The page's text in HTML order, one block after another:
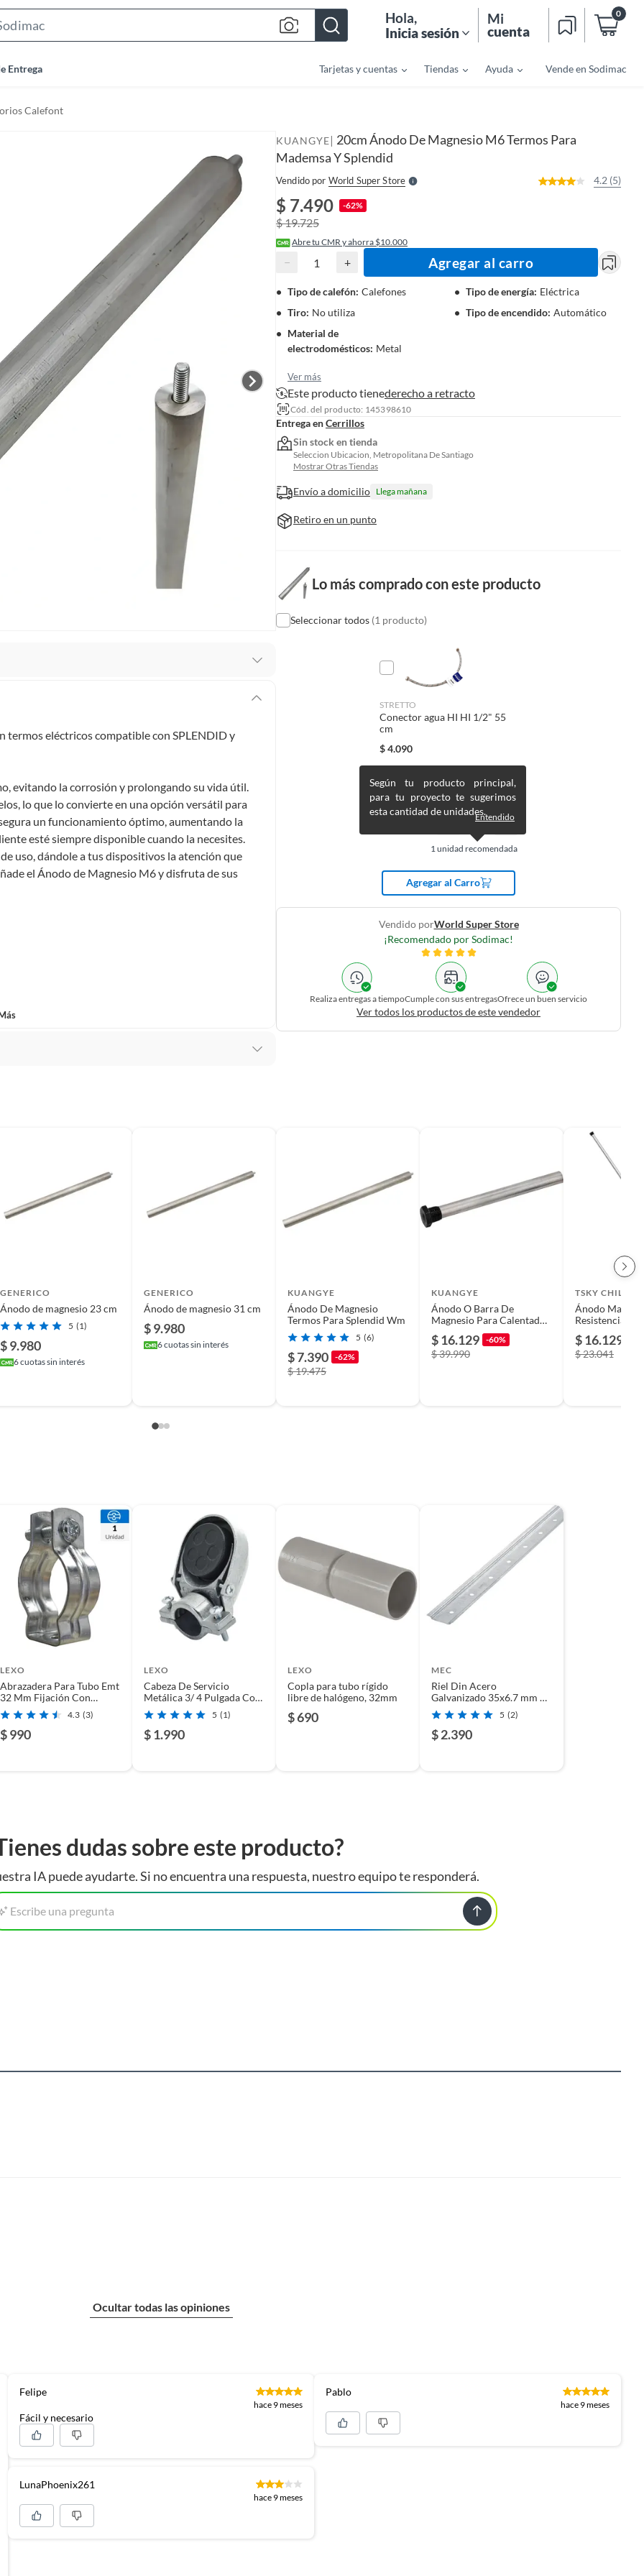
Hola,
Inicia sesión
Mi
cuenta
0
Entrega Tarjetas y cuentas Tiendas Ayuda Vende en Sodimac
Calefont
intactos y sin uso, tal como te lo entregamos. Ten
deteriorarse o caducar con rapidez.
. Debe estar en perfecto estado, con todas sus
electrónica, por ejemplo, cupones de experiencia o
reparados, abiertos, de segunda selección,
termos eléctricos compatible con SPLENDID y
evitando la corrosión y prolongando su vida útil.
lo que lo convierte en una opción versátil para
un funcionamiento óptimo, aumentando la
esté siempre disponible cuando la necesites.
uso, dándole a tus dispositivos la atención que
el Ánodo de Magnesio M6 y disfruta de sus
100 Litros
KUANGYE| 20cm Ánodo De Magnesio M6 Termos Para
Mademsa Y Splendid
Vendido por World Super StoreS
e
r
4.2 (5)
$ 7.490 -62%
$ 19.725
Abre tu CMR y ahorra $10.000
− + Agregar al carro
Tipo de calefón: Calefones Tipo de energía: Eléctrica
Tiro: No utiliza Tipo de encendido: Automático
Material de
electrodomésticos: Metal
Ver más
Este producto tienederecho a retracto
Cód. del producto: 145398610
Entrega enCerrillos
Sin stock en tienda
Seleccion Ubicacion, Metropolitana De Santiago
Mostrar Otras Tiendas
Envío a domicilio Llega mañana
Retiro en un punto
Lo más comprado con este producto
Seleccionar todos (1 producto)
STRETTO
Conector agua HI HI 1/2" 55
cm
$4.090
1 unidad recomendada
Según tu producto principal,
para tu proyecto te sugerimos
esta cantidad de unidades.Entendido
Agregar al Carro
Vendido porWorld Super Store
¡Recomendado por Sodimac!
Realiza entregas a tiempoCumple con sus entregasOfrece un buen servicio
Ver todos los productos de este vendedor
GENERICO
Ánodo de magnesio 23 cm
5 (1)
$ 9.980
6cuotas sin interés
GENERICO
Ánodo de magnesio 31 cm
$ 9.980
6cuotas sin interés
KUANGYE
Ánodo De Magnesio
Termos Para Splendid Wm
5 (6)
$ 7.390 -62%
$ 19.475
KUANGYE
Ánodo O Barra De
Magnesio Para Calentador
$ 16.129 -60%
$ 39.990
TSKY CHILE
Ánodo
Resistencia
calentador,
$ 16.129
$ 23.041
LEXO
Abrazadera Para Tubo Emt
32 Mm Fijación Con
Tornillo
4.3 (3)
$ 990
LEXO
Cabeza De Servicio
Metálica 3/ 4 Pulgada Con
Abrazadera Para Cables
5 (1)
$ 1.990
LEXO
Copla para tubo rígido
libre de halógeno, 32mm
$ 690
MEC
Riel Din Acero
Galvanizado 35x6.7 mm 1
m
5 (2)
$ 2.390
dudas sobre este producto?
IA puede ayudarte. Si no encuentra una respuesta, nuestro equipo te responderá.
Escribe una pregunta
Ocultar todas las opiniones
Felipe
hace 9 meses
Fácil y necesario
LunaPhoenix261
hace 9 meses
Pablo
hace 9 meses